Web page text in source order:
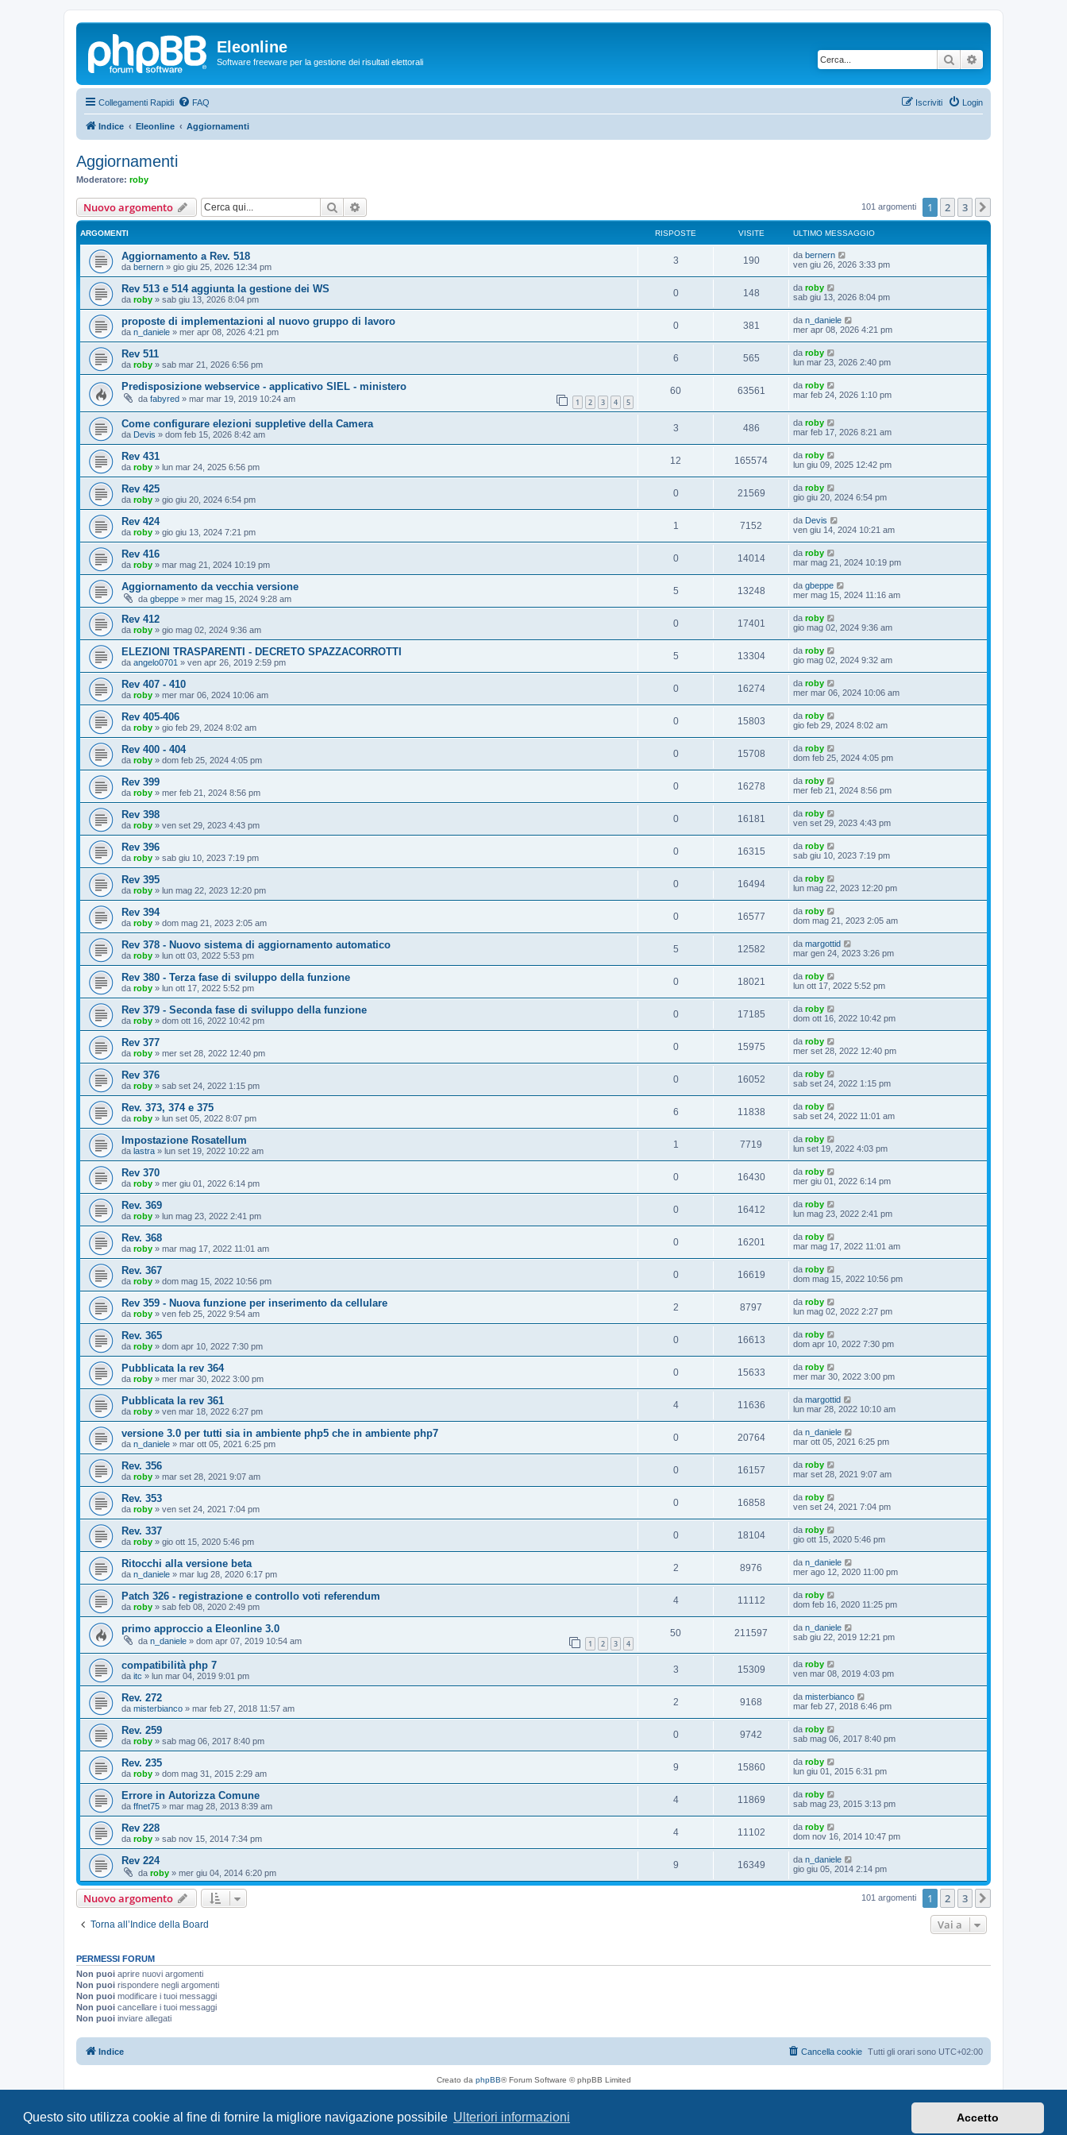
Questo sito utilizza cookie al fine di fornire la migliore navigazione possibile Ulteriori informazioni Accetto
Eleonline
Software freeware per la gestione dei risultati elettorali Cerca
Collegamenti Rapidi FAQ Login
Iscriviti
Indice Eleonline Aggiornamenti
Aggiornamenti
Moderatore: roby
Nuovo argomento Cerca 101 argomenti 1 2 3
ARGOMENTI RISPOSTE VISITE ULTIMO MESSAGGIO
Aggiornamento a Rev. 518
da bernern » gio giu 25, 2026 12:34 pm
3 190 da bernern
ven giu 26, 2026 3:33 pm
Rev 513 e 514 aggiunta la gestione dei WS
da roby » sab giu 13, 2026 8:04 pm
0 148 da roby
sab giu 13, 2026 8:04 pm
proposte di implementazioni al nuovo gruppo di lavoro
da n_daniele » mer apr 08, 2026 4:21 pm
0 381 da n_daniele
mer apr 08, 2026 4:21 pm
Rev 511
da roby » sab mar 21, 2026 6:56 pm
6 565 da roby
lun mar 23, 2026 2:40 pm
Predisposizione webservice - applicativo SIEL - ministero
da fabyred » mar mar 19, 2019 10:24 am 1 2 3 4 5
60 63561 da roby
mar feb 24, 2026 1:10 pm
Come configurare elezioni suppletive della Camera
da Devis » dom feb 15, 2026 8:42 am
3 486 da roby
mar feb 17, 2026 8:21 am
Rev 431
da roby » lun mar 24, 2025 6:56 pm
12 165574 da roby
lun giu 09, 2025 12:42 pm
Rev 425
da roby » gio giu 20, 2024 6:54 pm
0 21569 da roby
gio giu 20, 2024 6:54 pm
Rev 424
da roby » gio giu 13, 2024 7:21 pm
1 7152 da Devis
ven giu 14, 2024 10:21 am
Rev 416
da roby » mar mag 21, 2024 10:19 pm
0 14014 da roby
mar mag 21, 2024 10:19 pm
Aggiornamento da vecchia versione
da gbeppe » mer mag 15, 2024 9:28 am
5 13248 da gbeppe
mer mag 15, 2024 11:16 am
Rev 412
da roby » gio mag 02, 2024 9:36 am
0 17401 da roby
gio mag 02, 2024 9:36 am
ELEZIONI TRASPARENTI - DECRETO SPAZZACORROTTI
da angelo0701 » ven apr 26, 2019 2:59 pm
5 13304 da roby
gio mag 02, 2024 9:32 am
Rev 407 - 410
da roby » mer mar 06, 2024 10:06 am
0 16274 da roby
mer mar 06, 2024 10:06 am
Rev 405-406
da roby » gio feb 29, 2024 8:02 am
0 15803 da roby
gio feb 29, 2024 8:02 am
Rev 400 - 404
da roby » dom feb 25, 2024 4:05 pm
0 15708 da roby
dom feb 25, 2024 4:05 pm
Rev 399
da roby » mer feb 21, 2024 8:56 pm
0 16278 da roby
mer feb 21, 2024 8:56 pm
Rev 398
da roby » ven set 29, 2023 4:43 pm
0 16181 da roby
ven set 29, 2023 4:43 pm
Rev 396
da roby » sab giu 10, 2023 7:19 pm
0 16315 da roby
sab giu 10, 2023 7:19 pm
Rev 395
da roby » lun mag 22, 2023 12:20 pm
0 16494 da roby
lun mag 22, 2023 12:20 pm
Rev 394
da roby » dom mag 21, 2023 2:05 am
0 16577 da roby
dom mag 21, 2023 2:05 am
Rev 378 - Nuovo sistema di aggiornamento automatico
da roby » lun ott 03, 2022 5:53 pm
5 12582 da margottid
mar gen 24, 2023 3:26 pm
Rev 380 - Terza fase di sviluppo della funzione
da roby » lun ott 17, 2022 5:52 pm
0 18021 da roby
lun ott 17, 2022 5:52 pm
Rev 379 - Seconda fase di sviluppo della funzione
da roby » dom ott 16, 2022 10:42 pm
0 17185 da roby
dom ott 16, 2022 10:42 pm
Rev 377
da roby » mer set 28, 2022 12:40 pm
0 15975 da roby
mer set 28, 2022 12:40 pm
Rev 376
da roby » sab set 24, 2022 1:15 pm
0 16052 da roby
sab set 24, 2022 1:15 pm
Rev. 373, 374 e 375
da roby » lun set 05, 2022 8:07 pm
6 11838 da roby
sab set 24, 2022 11:01 am
Impostazione Rosatellum
da lastra » lun set 19, 2022 10:22 am
1 7719 da roby
lun set 19, 2022 4:03 pm
Rev 370
da roby » mer giu 01, 2022 6:14 pm
0 16430 da roby
mer giu 01, 2022 6:14 pm
Rev. 369
da roby » lun mag 23, 2022 2:41 pm
0 16412 da roby
lun mag 23, 2022 2:41 pm
Rev. 368
da roby » mar mag 17, 2022 11:01 am
0 16201 da roby
mar mag 17, 2022 11:01 am
Rev. 367
da roby » dom mag 15, 2022 10:56 pm
0 16619 da roby
dom mag 15, 2022 10:56 pm
Rev 359 - Nuova funzione per inserimento da cellulare
da roby » ven feb 25, 2022 9:54 am
2 8797 da roby
lun mag 02, 2022 2:27 pm
Rev. 365
da roby » dom apr 10, 2022 7:30 pm
0 16613 da roby
dom apr 10, 2022 7:30 pm
Pubblicata la rev 364
da roby » mer mar 30, 2022 3:00 pm
0 15633 da roby
mer mar 30, 2022 3:00 pm
Pubblicata la rev 361
da roby » ven mar 18, 2022 6:27 pm
4 11636 da margottid
lun mar 28, 2022 10:10 am
versione 3.0 per tutti sia in ambiente php5 che in ambiente php7
da n_daniele » mar ott 05, 2021 6:25 pm
0 20764 da n_daniele
mar ott 05, 2021 6:25 pm
Rev. 356
da roby » mar set 28, 2021 9:07 am
0 16157 da roby
mar set 28, 2021 9:07 am
Rev. 353
da roby » ven set 24, 2021 7:04 pm
0 16858 da roby
ven set 24, 2021 7:04 pm
Rev. 337
da roby » gio ott 15, 2020 5:46 pm
0 18104 da roby
gio ott 15, 2020 5:46 pm
Ritocchi alla versione beta
da n_daniele » mar lug 28, 2020 6:17 pm
2 8976 da n_daniele
mer ago 12, 2020 11:00 pm
Patch 326 - registrazione e controllo voti referendum
da roby » sab feb 08, 2020 2:49 pm
4 11112 da roby
dom feb 16, 2020 11:25 pm
primo approccio a Eleonline 3.0
da n_daniele » dom apr 07, 2019 10:54 am 1 2 3 4
50 211597 da n_daniele
sab giu 22, 2019 12:21 pm
compatibilità php 7
da itc » lun mar 04, 2019 9:01 pm
3 15309 da roby
ven mar 08, 2019 4:03 pm
Rev. 272
da misterbianco » mar feb 27, 2018 11:57 am
2 9168 da misterbianco
mar feb 27, 2018 6:46 pm
Rev. 259
da roby » sab mag 06, 2017 8:40 pm
0 9742 da roby
sab mag 06, 2017 8:40 pm
Rev. 235
da roby » dom mag 31, 2015 2:29 am
9 15860 da roby
lun giu 01, 2015 6:31 pm
Errore in Autorizza Comune
da ffnet75 » mar mag 28, 2013 8:39 am
4 11869 da roby
sab mag 23, 2015 3:13 pm
Rev 228
da roby » sab nov 15, 2014 7:34 pm
4 11102 da roby
dom nov 16, 2014 10:47 pm
Rev 224
da roby » mer giu 04, 2014 6:20 pm
9 16349 da n_daniele
gio giu 05, 2014 2:14 pm
Nuovo argomento 101 argomenti 1 2 3
Torna all’Indice della Board Vai a
PERMESSI FORUM
Non puoi aprire nuovi argomenti
Non puoi rispondere negli argomenti
Non puoi modificare i tuoi messaggi
Non puoi cancellare i tuoi messaggi
Non puoi inviare allegati
Indice Tutti gli orari sono UTC+02:00
Cancella cookie
Creato da phpBB® Forum Software © phpBB Limited